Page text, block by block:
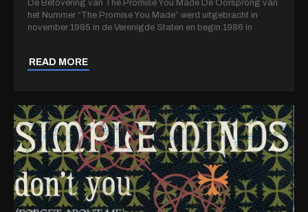
De Betovering van The Promise You Made De Oorsprong van
het Nummer “The Promise You Made” werd uitgebracht in
november 1985 in de Verenigde Staten en begin 1986 in
READ MORE